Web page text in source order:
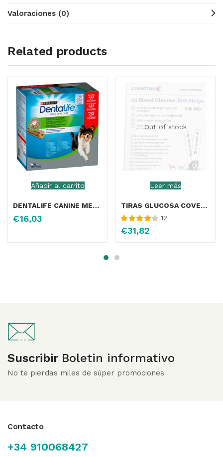
Valoraciones (0)
Related products
Añadir al carrito
DENTALIFE CANINE MEDIUM 550GR
€16,03
Out of stock
Leer más
TIRAS GLUCOSA COVETRUS 25 UNIDADES
Valorado
con 4.27de
12
€31,82
Suscribir Boletin informativo
No te pierdas miles de súper promociones
Contacto
+34 910068427